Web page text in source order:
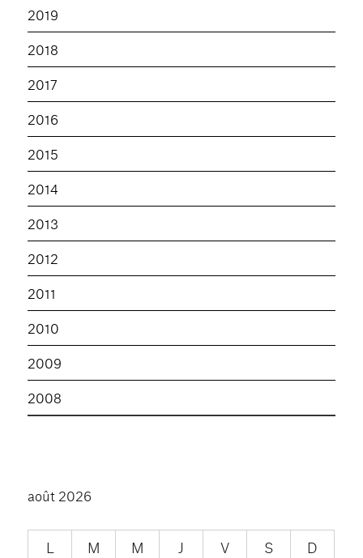
2019
2018
2017
2016
2015
2014
2013
2012
2011
2010
2009
2008
août 2026
L M M J V S
D